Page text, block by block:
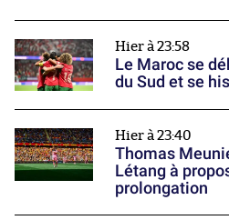
Hier à 23:58
Le Maroc se
du Sud et se
Hier à 23:40
Thomas
Létang à
prolongation